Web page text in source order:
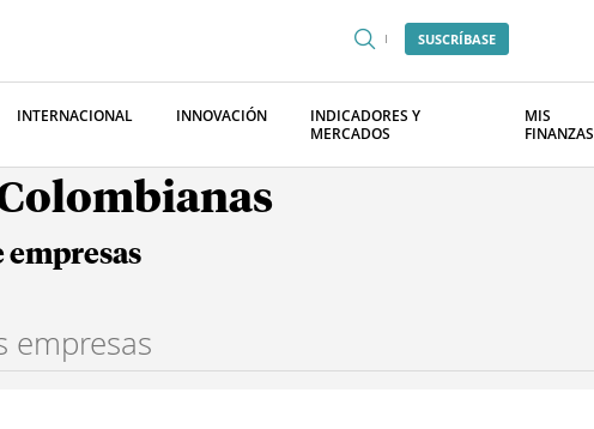
SUSCRÍBASE
INTERNACIONAL INNOVACIÓN
INDICADORES Y
MERCADOS
MIS
FINANZAS